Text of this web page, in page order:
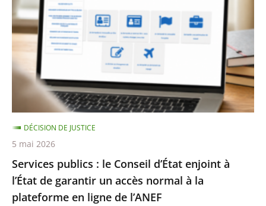
mise
en
œ...
le
Conseil
d’État
enjoint
l’État
de
garantir
un
accès
normal
à
Services publics : le Conseil d’État enjoint à
l’État de garantir un accès normal à la
plateforme en ligne de l’ANEF
DÉCISION DE JUSTICE
5 mai 2026